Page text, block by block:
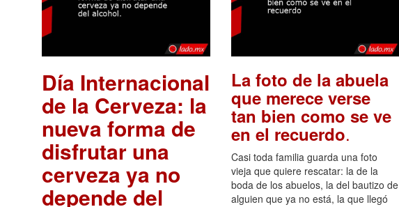
Día Internacional
de la Cerveza: la
nueva forma de
disfrutar una
cerveza ya no
depende del
La foto de la abuela
que merece verse
tan bien como se ve
en el recuerdo.
Casi toda familia guarda una foto
vieja que quiere rescatar: la de la
boda de los abuelos, la del bautizo de
alguien que ya no está, la que llegó